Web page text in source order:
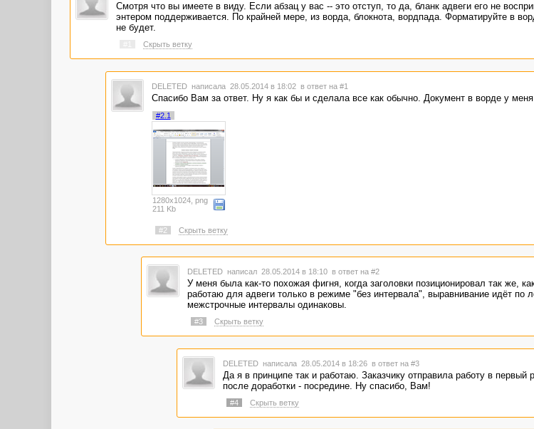
Смотря что вы имеете в виду. Если абзац у вас -- это отступ, то да, бланк адвеги его не
энтером поддерживается. По крайней мере, из ворда, блокнота, вордпада. Форматируйте в
не будет.
Скрыть ветку
DELETED написала 28.05.2014 в 18:02 в ответ на #1
Спасибо Вам за ответ. Ну я как бы и сделала все как обычно. Документ в ворде у меня
#2.1
1280x1024, png
211 Kb
#2 Скрыть ветку
DELETED написал 28.05.2014 в 18:10 в ответ на #2
У меня была как-то похожая фигня, когда заголовки позиционировал так же,
работаю для адвеги только в режиме "без интервала", выравнивание идёт по
межстрочные интервалы одинаковы.
#3 Скрыть ветку
DELETED написала 28.05.2014 в 18:26 в ответ на #3
Да я в принципе так и работаю. Заказчику отправила работу в
после доработки - посредине. Ну спасибо, Вам!
#4 Скрыть ветку